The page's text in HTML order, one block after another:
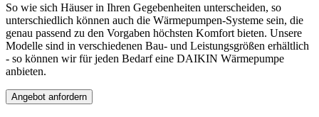
So wie sich Häuser in Ihren Gegebenheiten unterscheiden, so
unterschiedlich können auch die Wärmepumpen-Systeme sein, die
genau passend zu den Vorgaben höchsten Komfort bieten. Unsere
Modelle sind in verschiedenen Bau- und Leistungsgrößen erhältlich
- so können wir für jeden Bedarf eine DAIKIN Wärmepumpe
anbieten.
Angebot anfordern